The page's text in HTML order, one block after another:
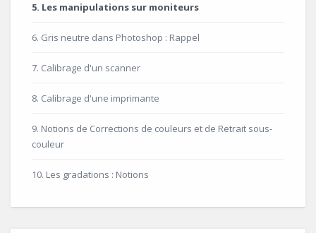
5. Les manipulations sur moniteurs
6. Gris neutre dans Photoshop : Rappel
7. Calibrage d'un scanner
8. Calibrage d'une imprimante
9. Notions de Corrections de couleurs et de Retrait sous-
couleur
10. Les gradations : Notions